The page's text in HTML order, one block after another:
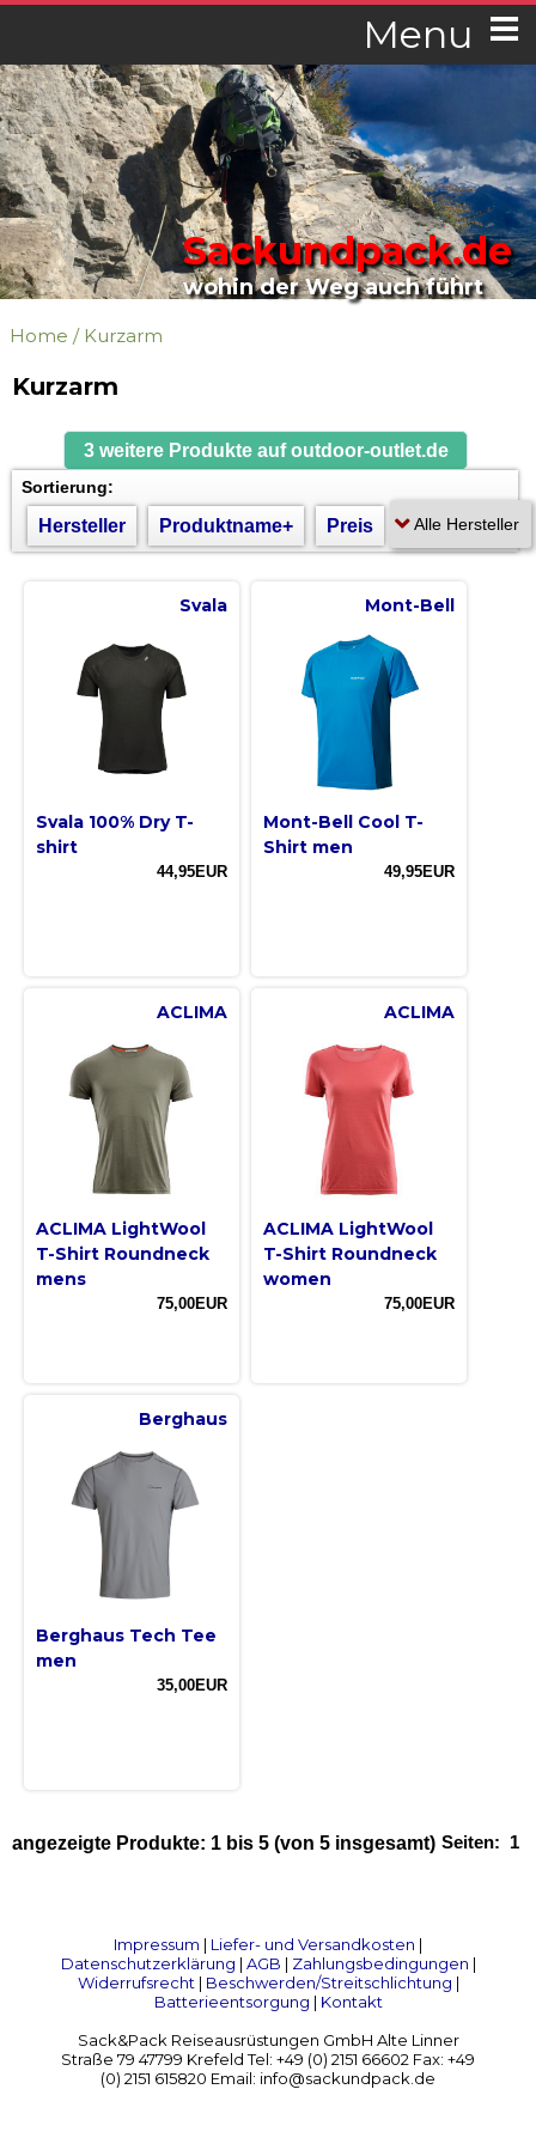
Menu
Sackundpack.de
wohin der Weg auch führt
Home / Kurzarm
Kurzarm
3 weitere Produkte auf outdoor-outlet.de
Sortierung:
Hersteller Produktname+ Preis
Svala
Svala 100% Dry T-
shirt
44,95EUR
Mont-Bell
Mont-Bell Cool T-
Shirt men
49,95EUR
ACLIMA
ACLIMA LightWool
T-Shirt Roundneck
mens
75,00EUR
ACLIMA
ACLIMA LightWool
T-Shirt Roundneck
women
75,00EUR
Berghaus
Berghaus Tech Tee
men
35,00EUR
Seiten: 1
angezeigte Produkte: 1 bis 5 (von 5 insgesamt)
Impressum | Liefer- und Versandkosten |
Datenschutzerklärung | AGB | Zahlungsbedingungen |
Widerrufsrecht | Beschwerden/Streitschlichtung |
Batterieentsorgung | Kontakt
Sack&Pack Reiseausrüstungen GmbH Alte Linner
Straße 79 47799 Krefeld Tel: +49 (0) 2151 66602 Fax: +49
(0) 2151 615820 Email: info@sackundpack.de